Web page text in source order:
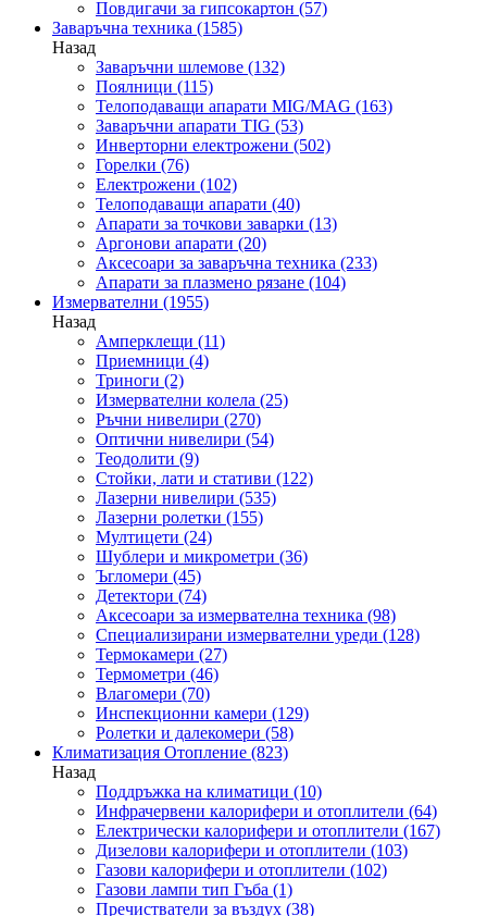
Повдигачи за гипсокартон (57)
Заваръчна техника (1585)
Назад
Заваръчни шлемове (132)
Поялници (115)
Телоподаващи апарати MIG/MAG (163)
Заваръчни апарати TIG (53)
Инверторни електрожени (502)
Горелки (76)
Електрожени (102)
Телоподаващи апарати (40)
Апарати за точкови заварки (13)
Аргонови апарати (20)
Аксесоари за заваръчна техника (233)
Апарати за плазмено рязане (104)
Измервателни (1955)
Назад
Амперклещи (11)
Приемници (4)
Триноги (2)
Измервателни колела (25)
Ръчни нивелири (270)
Оптични нивелири (54)
Теодолити (9)
Стойки, лати и стативи (122)
Лазерни нивелири (535)
Лазерни ролетки (155)
Мултицети (24)
Шублери и микрометри (36)
Ъгломери (45)
Детектори (74)
Аксесоари за измервателна техника (98)
Специализирани измервателни уреди (128)
Термокамери (27)
Термометри (46)
Влагомери (70)
Инспекционни камери (129)
Ролетки и далекомери (58)
Климатизация Отопление (823)
Назад
Поддръжка на климатици (10)
Инфрачервени калорифери и отоплители (64)
Електрически калорифери и отоплители (167)
Дизелови калорифери и отоплители (103)
Газови калорифери и отоплители (102)
Газови лампи тип Гъба (1)
Пречистватели за въздух (38)